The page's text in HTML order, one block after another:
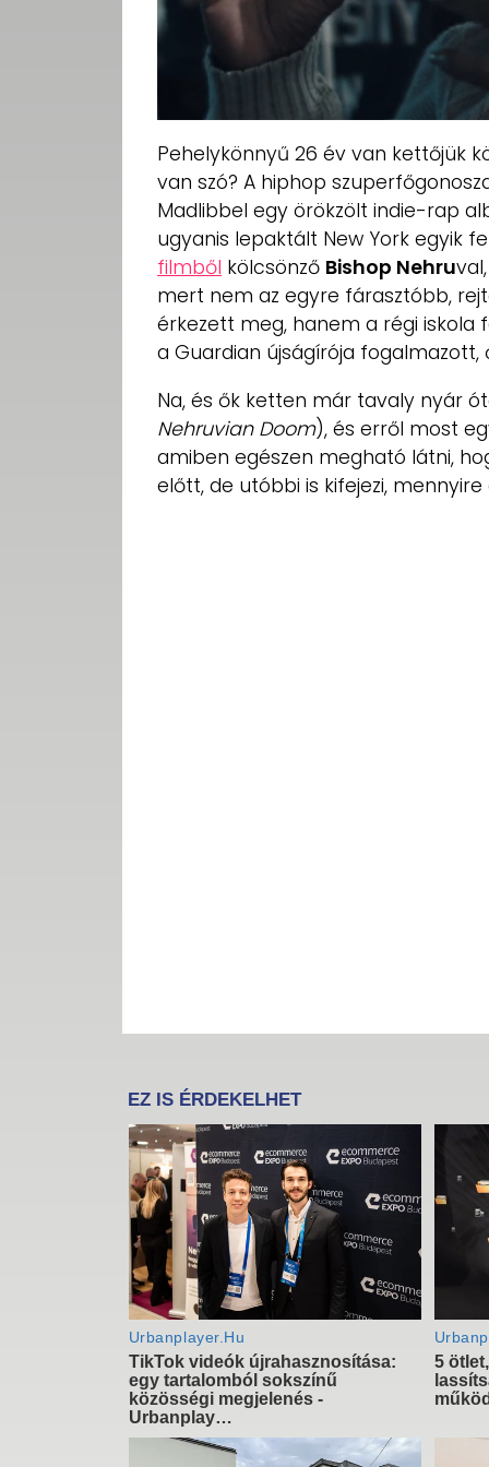
Pehelykönnyű 26 év van kettőjük
van szó? A hiphop
Madlibbel egy örökzölt indie-rap
ugyanis lepaktált New York egyik
filmből kölcsönző Bishop Nehru
mert nem az egyre fárasztóbb,
érkezett meg, hanem a régi iskola
a Guardian újságírója fogalmazott,
Na, és ők ketten már tavaly nyár
Nehruvian Doom), és erről most
amiben egészen megható látni,
előtt, de utóbbi is kifejezi,